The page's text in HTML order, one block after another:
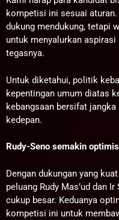
kompetisi ini sesuai
dukung mendukung, tetapi
untuk menyalurkan
tegasnya.
Untuk diketahui, politik
kepentingan umum diatas
kebangsaan bersifat
kedepan.
Rudy-Seno semakin optimis
Dengan dukungan yang
peluang Rudy Mas’ud dan
cukup besar. Keduanya
kompetisi ini untuk